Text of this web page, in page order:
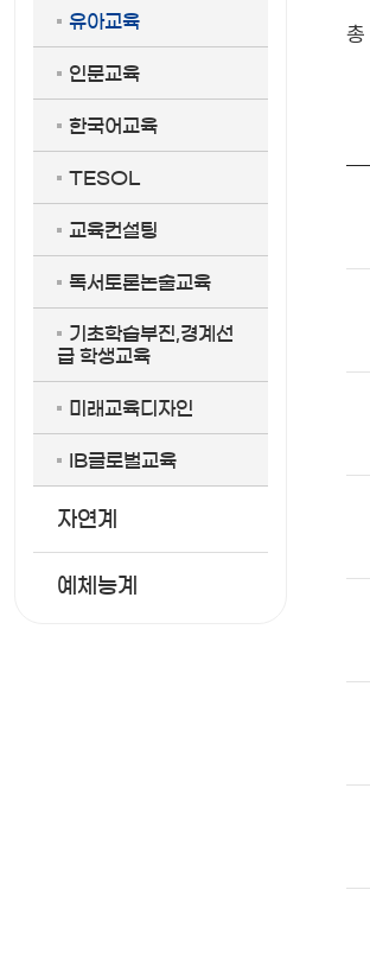
유아교육
인문교육
한국어교육
TESOL
교육컨설팅
독서토론논술교육
기초학습부진,경계선
급 학생교육
미래교육디자인
IB글로벌교육
자연계
예체능계
총